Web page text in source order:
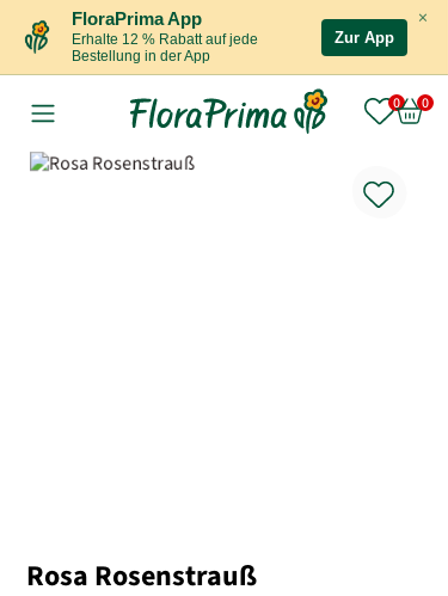
×
FloraPrima App
Erhalte 12 % Rabatt auf jede
Bestellung in der App
Zur App
Rosa Rosenstrauß